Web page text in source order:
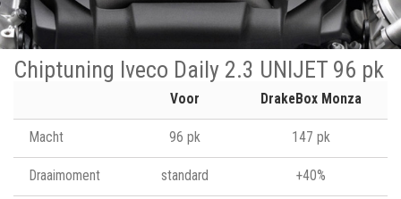
Chiptuning Iveco Daily 2.3 UNIJET 96 pk
Voor DrakeBox Monza
Macht 96 pk 147 pk
Draaimoment standard +40%